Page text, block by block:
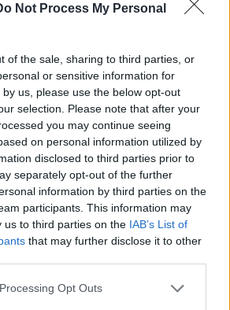
Not Process My Personal
of the sale, sharing to third parties, or
or sensitive information for
us, please use the below opt-out
selection. Please note that after your
you may continue seeing
on personal information utilized by
disclosed to third parties prior to
separately opt-out of the further
information by third parties on the
participants. This information may
us to third parties on the IAB’s List of
that may further disclose it to other
website/app uses one or more Google
Opt Outs
A feleségem ikreknek
adott életet, mégis
„Lenézték az idős nőt
a luxusszalonban –
egy nap…
Vicc: A betörő